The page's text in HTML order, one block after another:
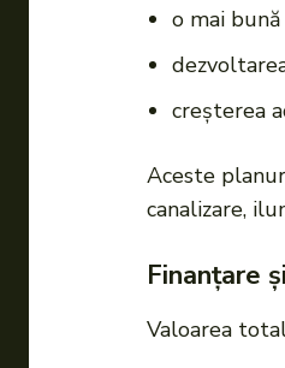
o mai
creșterea
Aceste
canalizare,
Finanțare
Valoarea